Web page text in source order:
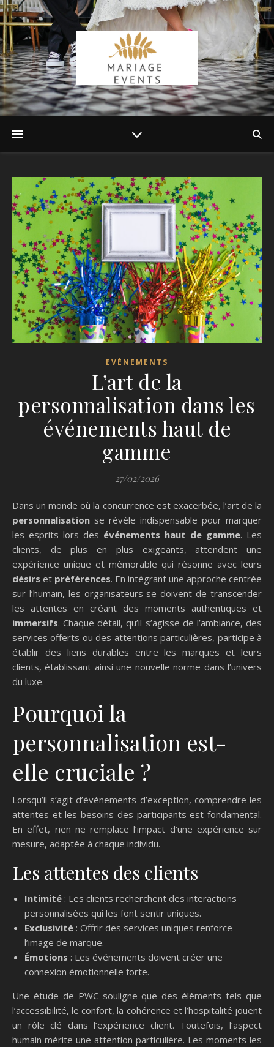
EVÈNEMENTS
L’art de la
personnalisation dans les
événements haut de
gamme
27/02/2026
Dans un monde où la concurrence est exacerbée, l’art de la
personnalisation se révèle indispensable pour marquer
les esprits lors des événements haut de gamme. Les
clients, de plus en plus exigeants, attendent une
expérience unique et mémorable qui résonne avec leurs
désirs et préférences. En intégrant une approche centrée
sur l’humain, les organisateurs se doivent de transcender
les attentes en créant des moments authentiques et
immersifs. Chaque détail, qu’il s’agisse de l’ambiance, des
services offerts ou des attentions particulières, participe à
établir des liens durables entre les marques et leurs
clients, établissant ainsi une nouvelle norme dans l’univers
du luxe.
Pourquoi la
personnalisation est-
elle cruciale ?
Lorsqu’il s’agit d’événements d’exception, comprendre les
attentes et les besoins des participants est fondamental.
En effet, rien ne remplace l’impact d’une expérience sur
mesure, adaptée à chaque individu.
Les attentes des clients
Intimité : Les clients recherchent des interactions
personnalisées qui les font sentir uniques.
Exclusivité : Offrir des services uniques renforce
l’image de marque.
Émotions : Les événements doivent créer une
connexion émotionnelle forte.
Une étude de PWC souligne que des éléments tels que
l’accessibilité, le confort, la cohérence et l’hospitalité jouent
un rôle clé dans l’expérience client. Toutefois, l’aspect
humain mérite une attention particulière. Les moments les